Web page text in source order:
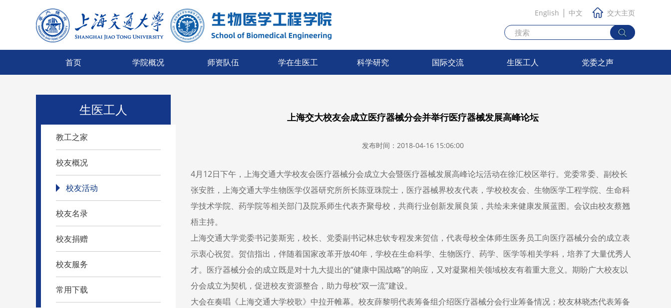
首页 学院概况 师资队伍 学在生医工 科学研究 国际交流 生医工人 党委之声
English | 中文 交大主页
生医工人
教工之家
校友概况
校友活动
校友名录
校友捐赠
校友服务
常用下载
上海交大校友会成立医疗器械分会并举行医疗器械发展高峰论坛
发布时间：2018-04-16 15:06:00
4月12日下午，上海交通大学校友会医疗器械分会成立大会暨医疗器械发展高峰论坛活动在徐汇校区举行。党委常委、副校长
张安胜，上海交通大学生物医学仪器研究所所长陈亚珠院士，医疗器械界校友代表，学校校友会、生物医学工程学院、生命科
学技术学院、药学院等相关部门及院系师生代表齐聚母校，共商行业创新发展良策，共绘未来健康发展蓝图。会议由校友蔡翘
梧主持。
上海交通大学党委书记姜斯宪，校长、党委副书记林忠钦专程发来贺信，代表母校全体师生医务员工向医疗器械分会的成立表
示衷心祝贺。贺信指出，伴随着国家改革开放40年，学校在生命科学、生物医疗、药学、医学等相关学科，培养了大量优秀人
才。医疗器械分会的成立既是对十九大提出的“健康中国战略”的响应，又对凝聚相关领域校友有着重大意义。期盼广大校友以
分会成立为契机，促进校友资源整合，助力母校“双一流”建设。
大会在奏唱《上海交通大学校歌》中拉开帷幕。校友薛黎明代表筹备组介绍医疗器械分会行业筹备情况；校友林晓杰代表筹备